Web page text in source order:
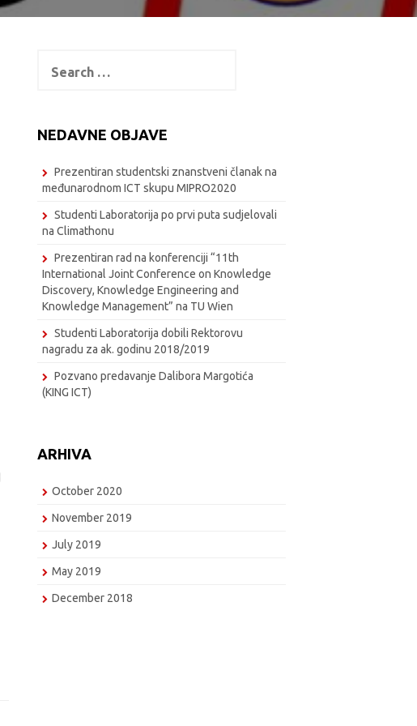
for:
NEDAVNE OBJAVE
Prezentiran studentski znanstveni članak na
međunarodnom ICT skupu MIPRO2020
Studenti Laboratorija po prvi puta sudjelovali
na Climathonu
Prezentiran rad na konferenciji “11th
International Joint Conference on Knowledge
Discovery, Knowledge Engineering and
Knowledge Management” na TU Wien
Studenti Laboratorija dobili Rektorovu
nagradu za ak. godinu 2018/2019
Pozvano predavanje Dalibora Margotića
(KING ICT)
ARHIVA
October 2020
November 2019
July 2019
May 2019
December 2018